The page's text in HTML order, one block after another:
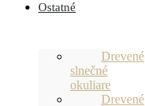
Ostatné
Drevené
slnečné
okuliare
Drevené